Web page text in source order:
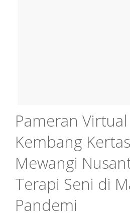
Pameran Virtual
Kembang
Mewangi
Terapi Seni di
Pandemi